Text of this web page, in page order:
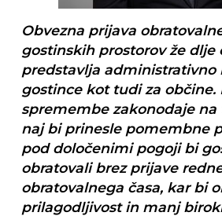
Obvezna prijava
gostinskih prostorov že dlje
predstavlja administrativno
gostince kot tudi za občine.
spremembe zakonodaje
naj bi prinesle pomembne
pod določenimi pogoji bi
obratovali brez prijave
obratovalnega časa, kar bi
prilagodljivost in manj